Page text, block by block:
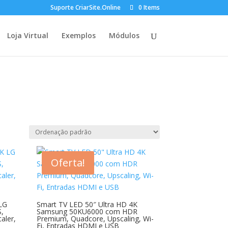
Suporte CriarSite.Online 0 Items
Loja Virtual Exemplos Módulos
Oferta!
Smart TV LED 50″ Ultra HD 4K
Samsung 50KU6000 com HDR
Premium, Quadcore, Upscaling, Wi-
Fi, Entradas HDMI e USB